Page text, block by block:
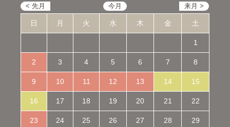
日 月 火 水 木 金 土
1
2 3 4 5 6 7 8
9 10 11 12 13 14 15
16 17 18 19 20 21 22
23 24 25 26 27 28 29